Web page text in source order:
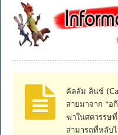
คัลลัม ลินช์
สายมาจาก “อ
ฆ่าในศตวรรษ
สามารถที่หลับ